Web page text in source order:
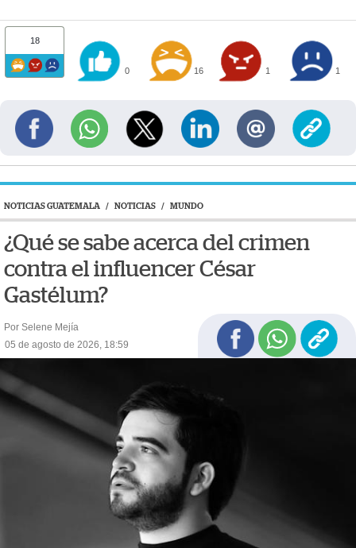
18
0 16 1 1
NOTICIAS GUATEMALA / NOTICIAS / MUNDO
¿Qué se sabe acerca del crimen
contra el influencer César
Gastélum?
Por Selene Mejía
05 de agosto de 2026, 18:59